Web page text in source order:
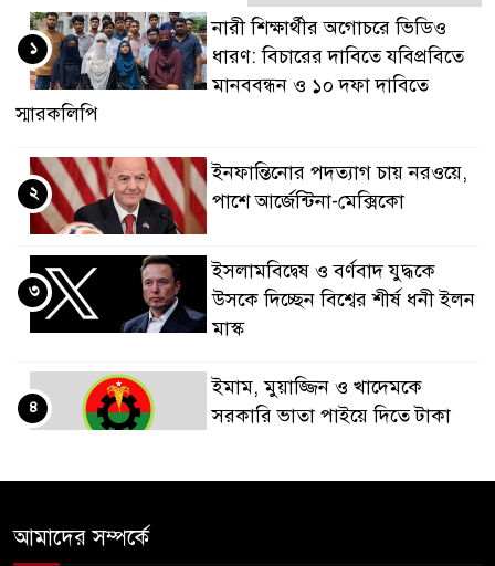
নারী শিক্ষার্থীর অগোচরে ভিডিও
ধারণ: বিচারের দাবিতে যবিপ্রবিতে
মানববন্ধন ও ১০ দফা দাবিতে
স্মারকলিপি
১
ইনফান্তিনোর পদত্যাগ চায় নরওয়ে,
পাশে আর্জেন্টিনা-মেক্সিকো
২
ইসলামবিদ্বেষ ও বর্ণবাদ যুদ্ধকে
উসকে দিচ্ছেন বিশ্বের শীর্ষ ধনী ইলন
মাস্ক
৩
ইমাম, মুয়াজ্জিন ও খাদেমকে
সরকারি ভাতা পাইয়ে দিতে টাকা
৪
৫
আমাদের সম্পর্কে